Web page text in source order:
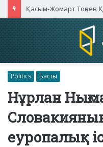
Politics Басты
Нұрлан
еуропалық